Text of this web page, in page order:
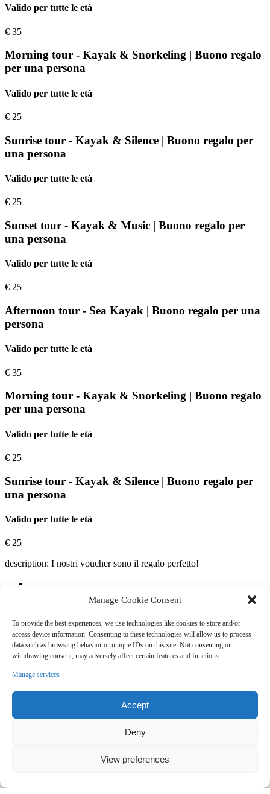
Manage Cookie Consent
To provide the best experiences, we use technologies like cookies to store and/or
access device information. Consenting to these technologies will allow us to process
data such as browsing behavior or unique IDs on this site. Not consenting or
withdrawing consent, may adversely affect certain features and functions.
Manage services
Accept
Deny
View preferences
Valido per tutte le età
€ 35
Morning tour - Kayak & Snorkeling | Buono regalo
per una persona
Valido per tutte le età
€ 25
Sunrise tour - Kayak & Silence | Buono regalo per
una persona
Valido per tutte le età
€ 25
Sunset tour - Kayak & Music | Buono regalo per
una persona
Valido per tutte le età
€ 25
Afternoon tour - Sea Kayak | Buono regalo per una
persona
Valido per tutte le età
€ 35
Morning tour - Kayak & Snorkeling | Buono regalo
per una persona
Valido per tutte le età
€ 25
Sunrise tour - Kayak & Silence | Buono regalo per
una persona
Valido per tutte le età
€ 25
description: I nostri voucher sono il regalo perfetto!
Email
Buoni Regalo
Ecosport Sardinia